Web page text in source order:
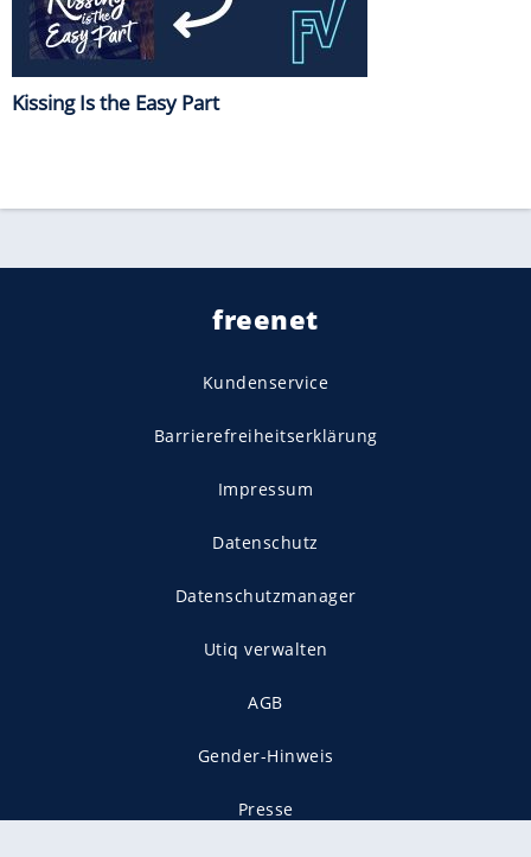
Kissing Is the Easy Part
freenet
Kundenservice
Barrierefreiheitserklärung
Impressum
Datenschutz
Datenschutzmanager
Utiq verwalten
AGB
Gender-Hinweis
Presse